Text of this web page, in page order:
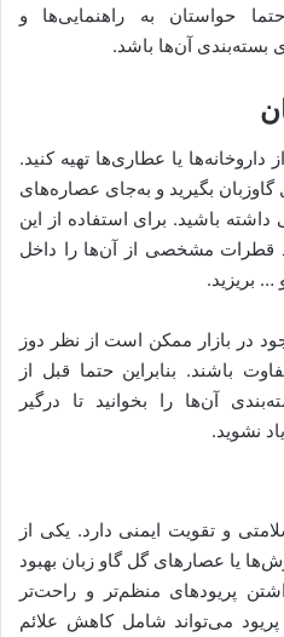
حواستان به راهنمایی‌ها و
آن‌ها باشد.
داروخانه‌ها یا عطاری‌ها تهیه کنید.
بگیرید و به‌جای عصاره‌های
باشید. برای استفاده از این
قطرات مشخصی از آن‌ها را داخل
… بریزید.
در بازار ممکن است از نظر دوز
باشند. بنابراین حتما قبل از
آن‌ها را بخوانید تا درگیر
نشوید.
و تقویت ایمنی دارد. یکی از
یا عصارهای گل گاو زبان بهبود
پریودهای منظم‌تر و راحت‌تر
می‌تواند شامل کاهش علائم